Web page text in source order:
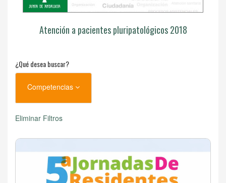
Atención a pacientes pluripatológicos 2018
¿Qué desea buscar?
Competencias
Eliminar Filtros